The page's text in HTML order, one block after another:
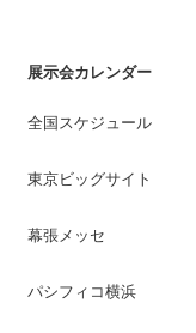
展示会カレンダー
全国スケジュール
東京ビッグサイト
幕張メッセ
パシフィコ横浜